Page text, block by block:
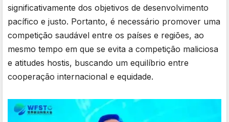
significativamente dos objetivos de desenvolvimento
pacífico e justo. Portanto, é necessário promover uma
competição saudável entre os países e regiões, ao
mesmo tempo em que se evita a competição maliciosa
e atitudes hostis, buscando um equilíbrio entre
cooperação internacional e equidade.